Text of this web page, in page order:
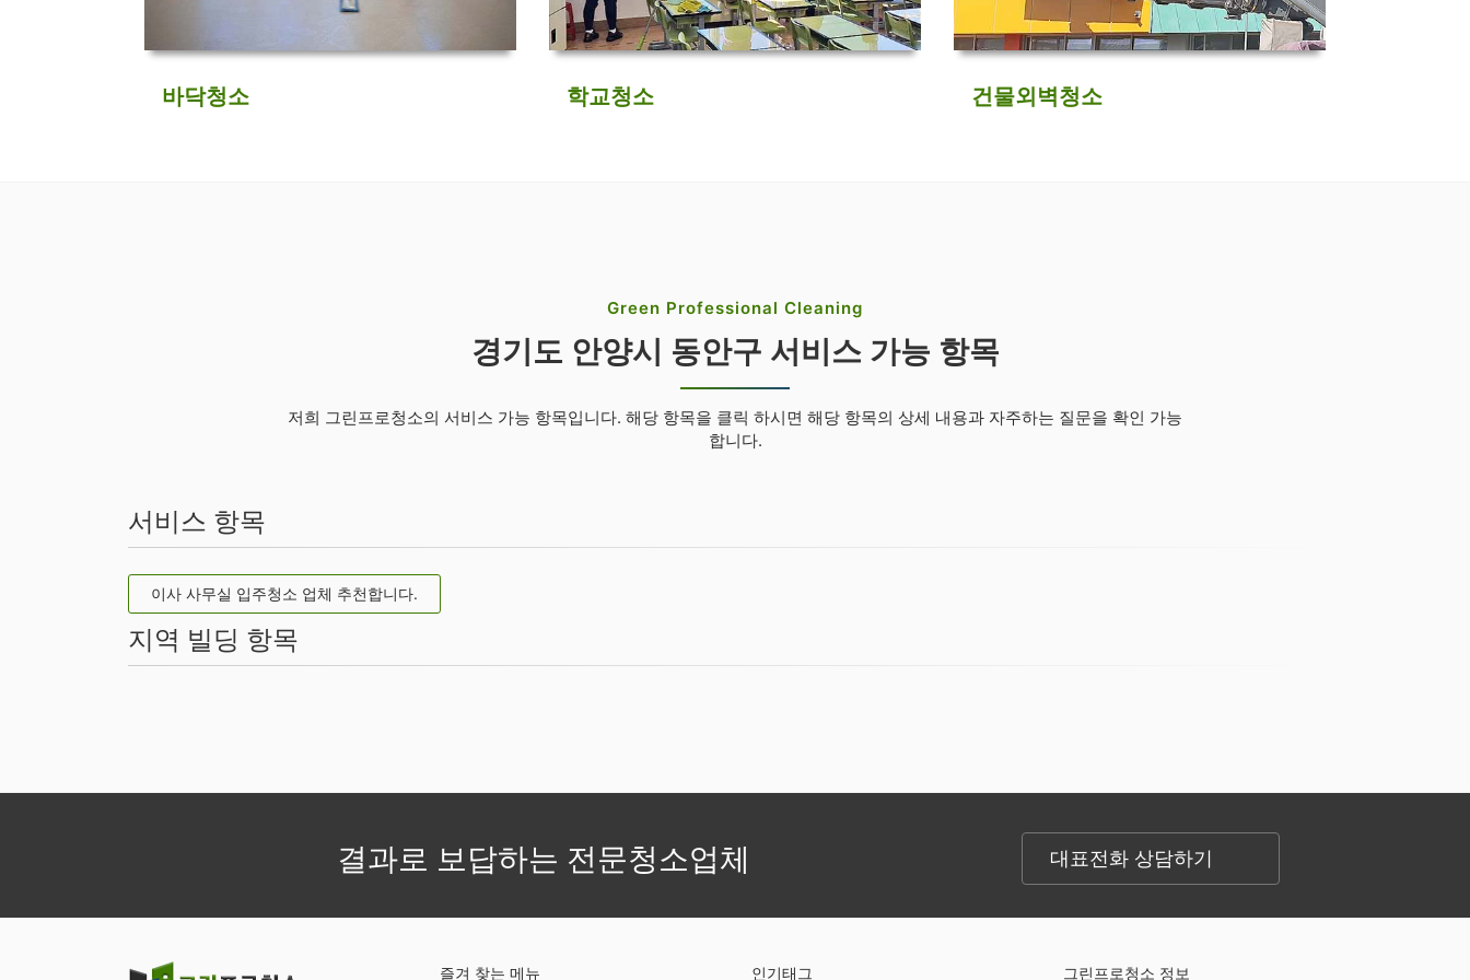
바닥청소 학교청소 건물외벽청소
Green Professional Cleaning
경기도 안양시 동안구 서비스 가능 항목
저희 그린프로청소의 서비스 가능 항목입니다. 해당 항목을 클릭 하시면 해당 항목의 상세 내용과 자주하는 질문을 확인 가능
합니다.
서비스 항목
이사 사무실 입주청소 업체 추천합니다.
지역 빌딩 항목
결과로 보답하는 전문청소업체 대표전화 상담하기
즐겨 찾는 메뉴 인기태그 그린프로청소 정보